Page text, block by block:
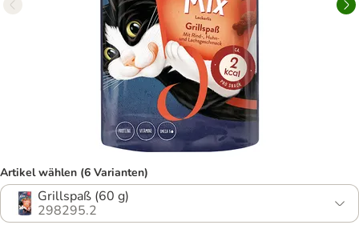
Artikel wählen (6 Varianten)
Grillspaß (60 g)
298295.2